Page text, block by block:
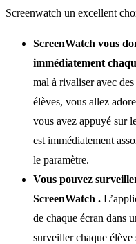
Screenwatch un excellent
ScreenWatch vous
immédiatement
mal à rivaliser avec
élèves, vous allez
vous avez appuyé sur
est immédiatement
le paramètre.
Vous pouvez
ScreenWatch .
de chaque écran dans
surveiller chaque